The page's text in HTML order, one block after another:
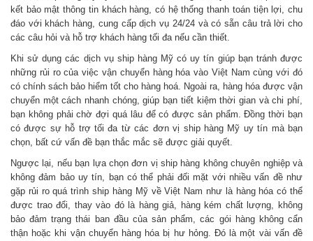
kết bảo mật thông tin khách hàng, có hệ thống thanh toán tiện lợi, chu
đáo với khách hàng, cung cấp dịch vụ 24/24 và có sẵn câu trả lời cho
các câu hỏi và hỗ trợ khách hàng tối đa nếu cần thiết.
Khi sử dụng các dịch vụ ship hàng Mỹ có uy tín giúp bạn tránh được
những rủi ro của việc vận chuyển hàng hóa vào Việt Nam cùng với đó
có chính sách bảo hiểm tốt cho hàng hoá. Ngoài ra, hàng hóa được vận
chuyển một cách nhanh chóng, giúp bạn tiết kiệm thời gian và chi phí,
bạn không phải chờ đợi quá lâu để có được sản phẩm. Đồng thời bạn
có được sự hỗ trợ tối đa từ các đơn vị ship hàng Mỹ uy tín mà bạn
chọn, bất cứ vấn đề bạn thắc mắc sẽ được giải quyết.
Ngược lại, nếu bạn lựa chọn đơn vị ship hàng không chuyên nghiệp và
không đảm bảo uy tín, bạn có thể phải đối mặt với nhiều vấn đề như
gặp rủi ro quá trình ship hàng Mỹ về Việt Nam như là hàng hóa có thể
được trao đổi, thay vào đó là hàng giả, hàng kém chất lượng, không
bảo đảm trạng thái ban đầu của sản phẩm, các gói hàng không cẩn
thận hoặc khi vận chuyển hàng hóa bị hư hỏng. Đó là một vài vấn đề